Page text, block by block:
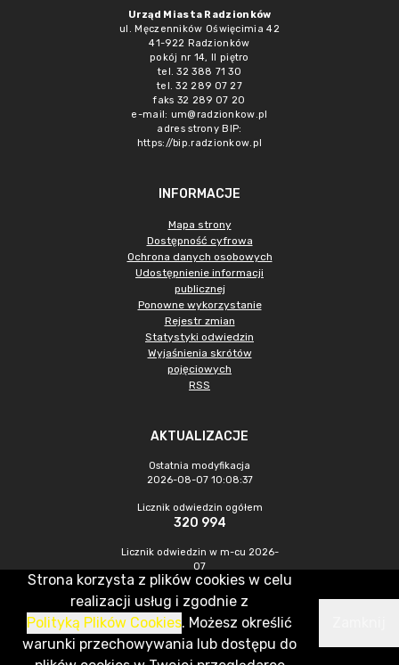
Urząd Miasta Radzionków
ul. Męczenników Oświęcimia 42
41-922 Radzionków
pokój nr 14, II piętro
tel. 32 388 71 30
tel. 32 289 07 27
faks 32 289 07 20
e-mail: um@radzionkow.pl
adres strony BIP:
https://bip.radzionkow.pl
INFORMACJE
Mapa strony
Dostępność cyfrowa
Ochrona danych osobowych
Udostępnienie informacji
publicznej
Ponowne wykorzystanie
Rejestr zmian
Statystyki odwiedzin
Wyjaśnienia skrótów
pojęciowych
RSS
AKTUALIZACJE
Ostatnia modyfikacja
2026-08-07 10:08:37
Licznik odwiedzin ogółem
320 994
Licznik odwiedzin w m-cu 2026-
07
1 053
CMS & Hosting: Nefeni Sp. z o.o.
Strona korzysta z plików cookies w celu
realizacji usług i zgodnie z
Polityką Plików Cookies. Możesz określić
warunki przechowywania lub dostępu do